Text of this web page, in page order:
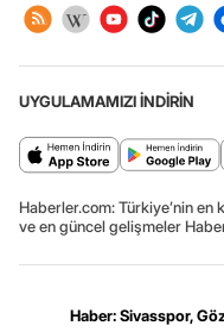
UYGULAMAMIZI İNDİRİN
Haberler.com: Türkiye’nin
ve en güncel gelişmeler
Haber: Sivasspor,